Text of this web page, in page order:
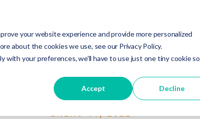
your website experience and provide more personalized
about the cookies we use, see our Privacy Policy.
your preferences, we'll have to use just one tiny cookie so
Accept Decline
ENERO 11, 2022